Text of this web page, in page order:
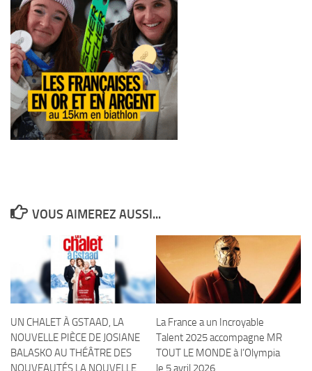
VOUS AIMEREZ AUSSI...
UN CHALET À GSTAAD, LA
NOUVELLE PIÈCE DE JOSIANE
BALASKO AU THÉÂTRE DES
NOUVEAUTÉS LA NOUVELLE
La France a un Incroyable
Talent 2025 accompagne MR
TOUT LE MONDE à l’Olympia
le 5 avril 2026